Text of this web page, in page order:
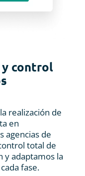
y control
realización de
en
agencias de
total de
y adaptamos la
fase.